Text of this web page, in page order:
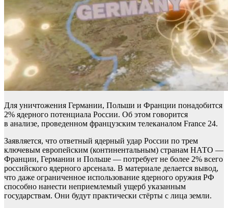
Для уничтожения Германии, Польши и Франции понадобится
2% ядерного потенциала России. Об этом говорится
в анализе, проведенном французским телеканалом France 24.
Заявляется, что ответный ядерный удар России по трем
ключевым европейским (континентальным) странам НАТО —
Франции, Германии и Польше — потребует не более 2% всего
российского ядерного арсенала. В материале делается вывод,
что даже ограниченное использование ядерного оружия РФ
способно нанести неприемлемый ущерб указанным
государствам. Они будут практически стёрты с лица земли.